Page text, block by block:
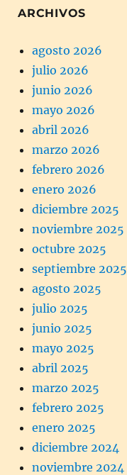
ARCHIVOS
agosto 2026
julio 2026
junio 2026
mayo 2026
abril 2026
marzo 2026
febrero 2026
enero 2026
diciembre 2025
noviembre 2025
octubre 2025
septiembre 2025
agosto 2025
julio 2025
junio 2025
mayo 2025
abril 2025
marzo 2025
febrero 2025
enero 2025
diciembre 2024
noviembre 2024